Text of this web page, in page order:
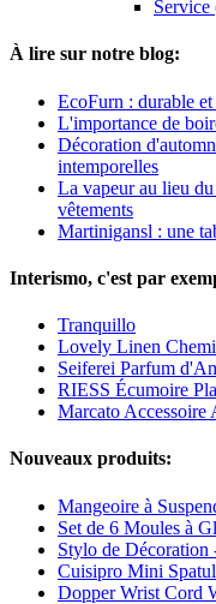
Service
À lire sur notre blog:
EcoFurn : durable et
L'importance de
Décoration
intemporelles
La vapeur au lieu du
vêtements
Martinigansl : une
Interismo, c'est par
Tranquillo
Lovely Linen
Seiferei Parfum
RIESS Écumoire
Marcato
Nouveaux produits:
Mangeoire à
Set de 6 Moules à
Stylo de Décoration
Cuisipro Mini
Dopper Wrist Cord